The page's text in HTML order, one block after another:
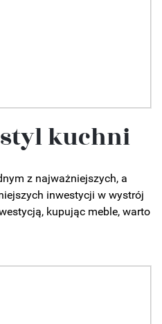
kuchni
z najważniejszych, a
inwestycji w wystrój
kupując meble, warto